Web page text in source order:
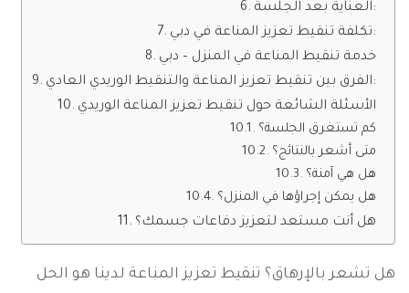
العناية بعد الجلسة:
تكلفة تنقيط تعزيز المناعة في دبي:
خدمة تنقيط المناعة في المنزل – دبي
الفرق بين تنقيط تعزيز المناعة والتنقيط الوريدي العادي:
الأسئلة الشائعة حول تنقيط تعزيز المناعة الوريدي
كم تستغرق الجلسة؟
متى أشعر بالنتائج؟
هل هي آمنة؟
هل يمكن إجراؤها في المنزل؟
هل أنت مستعد لتعزيز دفاعات جسمك؟
هل تشعر بالإرهاق؟ تنقيط تعزيز المناعة لدينا هو الحل